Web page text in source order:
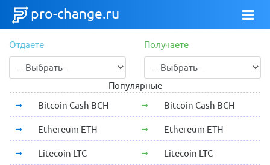
pro-change.ru
Отдаете Получаете
Популярные
Bitcoin Cash BCH
Bitcoin Cash BCH
Ethereum ETH Ethereum ETH
Litecoin LTC Litecoin LTC